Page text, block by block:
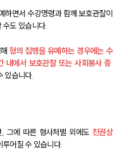
하면서 수강명령과 함께 보호관찰이
도 있습니다.
해 형의 집행을 유예하는 경우에는 수
내에서 보호관찰 또는 사회봉사 중
있습니다.
그에 따른 형사처벌 외에도 친권상
루어질 수 있습니다.